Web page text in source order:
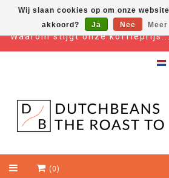
Waarom stijgt onze
(0)
Wij slaan cookies op om onze
akkoord?
Ja Nee